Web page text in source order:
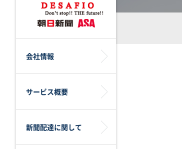
会社情報
サービス概要
新聞配達に関して